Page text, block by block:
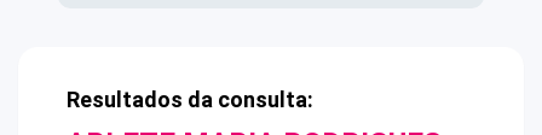
Resultados da consulta: